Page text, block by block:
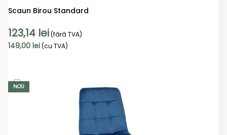
Scaun Birou Standard
123,14 lei(fără TVA)
149,00 lei(cu TVA)
NOU